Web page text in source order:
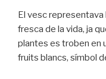
El vesc
fresca de la vida, ja
plantes es troben en
fruits blancs, símbol